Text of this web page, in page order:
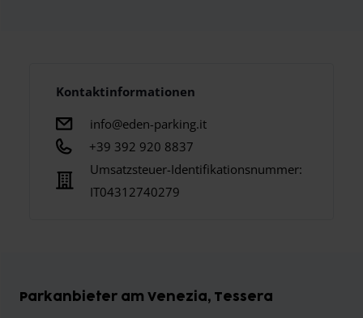
Kontaktinformationen
info@eden-parking.it
+39 392 920 8837
Umsatzsteuer-Identifikationsnummer:
IT04312740279
Parkanbieter am Venezia, Tessera